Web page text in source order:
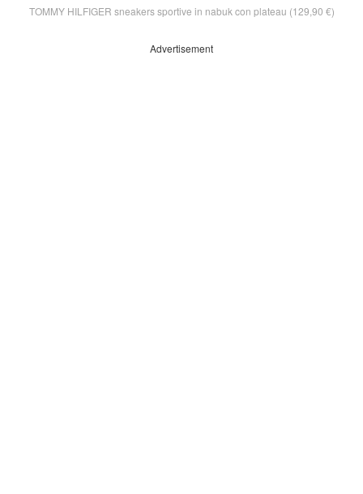
TOMMY HILFIGER sneakers sportive in nabuk con plateau (129,90 €)
Advertisement